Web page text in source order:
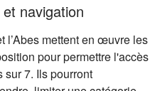
navigation
l’Abes mettent en œuvre les
pour permettre l'accès
sur 7. Ils pourront